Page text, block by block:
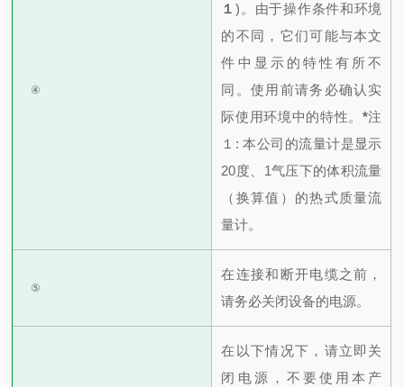
④
１)。 由于操作条件和环境
的不同，它们可能与本文
件中显示的特性有所不
同。使用前请务必确认实
际使用环境中的特性。 *注
１ : 本公司的流量计是显示
20度、1气压下的体积流量
（换算值）的热式质量流
量计。
⑤
在连接和断开电缆之前，
请务必关闭设备的电源。
在以下情况下，请立即关
闭电源，不要使用本产